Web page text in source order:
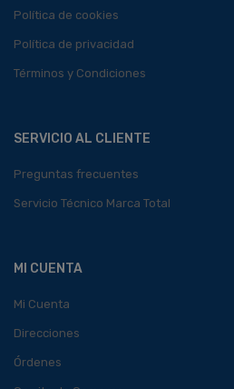
Política de cookies
Política de privacidad
Términos y Condiciones
SERVICIO AL CLIENTE
Preguntas frecuentes
Servicio Técnico Marca Total
MI CUENTA
Mi Cuenta
Direcciones
Órdenes